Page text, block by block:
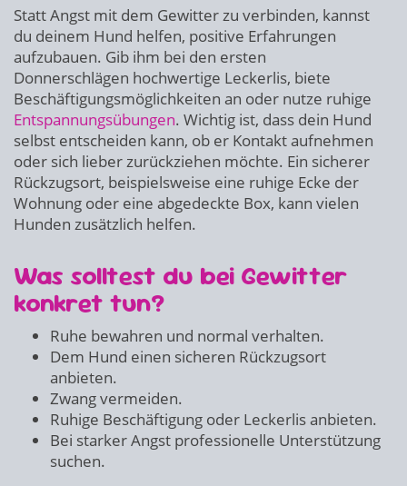
Statt Angst mit dem Gewitter zu verbinden, kannst
du deinem Hund helfen, positive Erfahrungen
aufzubauen. Gib ihm bei den ersten
Donnerschlägen hochwertige Leckerlis, biete
Beschäftigungsmöglichkeiten an oder nutze ruhige
Entspannungsübungen. Wichtig ist, dass dein Hund
selbst entscheiden kann, ob er Kontakt aufnehmen
oder sich lieber zurückziehen möchte. Ein sicherer
Rückzugsort, beispielsweise eine ruhige Ecke der
Wohnung oder eine abgedeckte Box, kann vielen
Hunden zusätzlich helfen.
Was solltest du bei Gewitter
konkret tun?
Ruhe bewahren und normal verhalten.
Dem Hund einen sicheren Rückzugsort
anbieten.
Zwang vermeiden.
Ruhige Beschäftigung oder Leckerlis anbieten.
Bei starker Angst professionelle Unterstützung
suchen.